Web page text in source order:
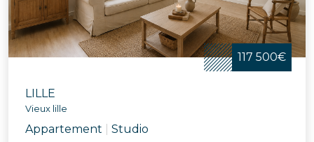
117 500€
LILLE
Vieux lille
Appartement Studio